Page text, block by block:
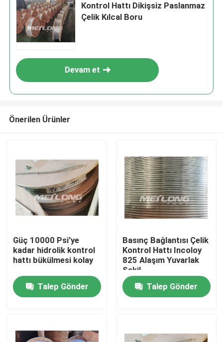
Ev
videolar
Kontrol Hattı Dikişsiz Paslanmaz
Çelik Kılcal Boru
Devam et
Önerilen Ürünler
Güç 10000 Psi'ye
kadar hidrolik kontrol
hattı bükülmesi kolay
Talep Gönder
Basınç Bağlantısı Çelik
Kontrol Hattı Incoloy
825 Alaşım Yuvarlak
Şekil
Talep Gönder